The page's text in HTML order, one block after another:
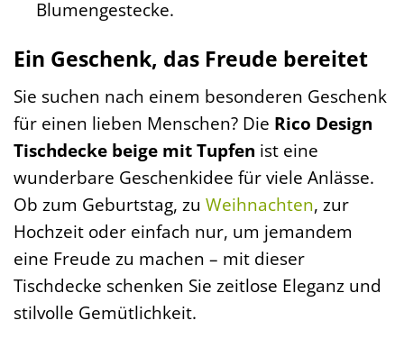
Blumengestecke.
Ein Geschenk, das Freude bereitet
Sie suchen nach einem besonderen Geschenk
für einen lieben Menschen? Die Rico Design
Tischdecke beige mit Tupfen ist eine
wunderbare Geschenkidee für viele Anlässe.
Ob zum Geburtstag, zu Weihnachten, zur
Hochzeit oder einfach nur, um jemandem
eine Freude zu machen – mit dieser
Tischdecke schenken Sie zeitlose Eleganz und
stilvolle Gemütlichkeit.